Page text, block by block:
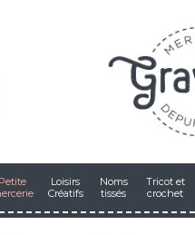
Petite
Loisirs
Créatifs
Noms
tissés
Tricot et
crochet